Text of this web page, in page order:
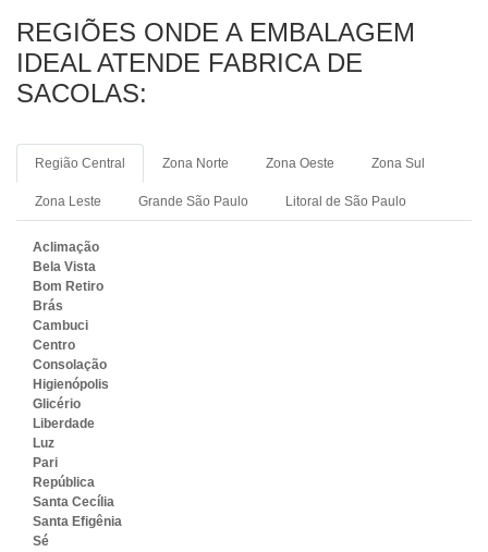
REGIÕES ONDE A EMBALAGEM
IDEAL ATENDE FABRICA DE
SACOLAS:
Região Central Zona Norte Zona Oeste Zona Sul
Zona Leste Grande São Paulo Litoral de São Paulo
Aclimação
Bela Vista
Bom Retiro
Brás
Cambuci
Centro
Consolação
Higienópolis
Glicério
Liberdade
Luz
Pari
República
Santa Cecília
Santa Efigênia
Sé